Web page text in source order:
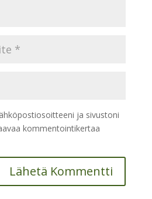
ja sivustoni
kommentointikertaa